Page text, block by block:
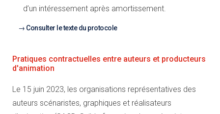
d’un intéressement après amortissement.
Consulter le texte du protocole
Pratiques contractuelles entre auteurs et producteurs
d'animation
Le 15 juin 2023, les organisations représentatives des
auteurs scénaristes, graphiques et réalisateurs